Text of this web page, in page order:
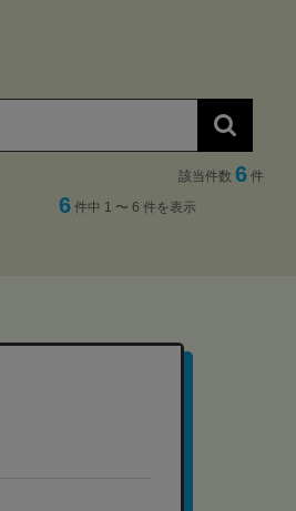
該当件数 6 件
6 件中 1 〜 6 件を表示